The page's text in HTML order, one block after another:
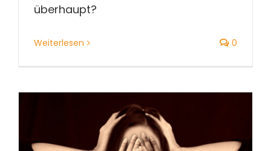
überhaupt?
Weiterlesen 0